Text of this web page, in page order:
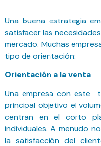
Una buena estrategia
satisfacer las
mercado. Muchas
tipo de orientación:
Orientación a la venta
Una empresa con este
principal objetivo el
centran en el corto
individuales. A menudo
la satisfacción del